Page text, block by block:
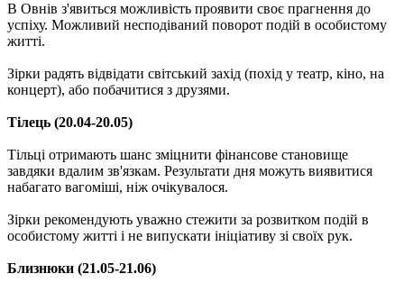
В Овнів з'явиться можливість проявити своє прагнення до
успіху. Можливий несподіваний поворот подій в особистому
житті.
Зірки радять відвідати світський захід (похід у театр, кіно, на
концерт), або побачитися з друзями.
Тілець (20.04-20.05)
Тільці отримають шанс зміцнити фінансове становище
завдяки вдалим зв'язкам. Результати дня можуть виявитися
набагато вагоміші, ніж очікувалося.
Зірки рекомендують уважно стежити за розвитком подій в
особистому житті і не випускати ініціативу зі своїх рук.
Близнюки (21.05-21.06)